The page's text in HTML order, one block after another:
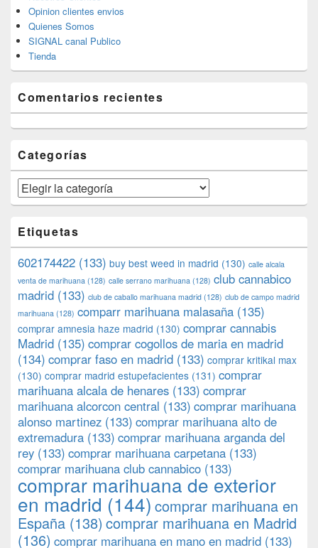
Opinion clientes envios
Quienes Somos
SIGNAL canal Publico
Tienda
Comentarios recientes
Categorías
Categorías
Etiquetas
602174422 (133) buy best weed in madrid (130) calle alcala
venta de marihuana (128) calle serrano marihuana (128) club cannabico
madrid (133) club de caballo marihuana madrid (128) club de campo madrid
marihuana (128) comparr marihuana malasaña (135)
comprar amnesia haze madrid (130) comprar cannabis
Madrid (135) comprar cogollos de maria en madrid
(134) comprar faso en madrid (133) comprar kritikal max
(130) comprar madrid estupefacientes (131) comprar
marihuana alcala de henares (133) comprar
marihuana alcorcon central (133) comprar marihuana
alonso martinez (133) comprar marihuana alto de
extremadura (133) comprar marihuana arganda del
rey (133) comprar marihuana carpetana (133)
comprar marihuana club cannabico (133)
comprar marihuana de exterior
en madrid (144) comprar marihuana en
España (138) comprar marihuana en Madrid
(136) comprar marihuana en mano en madrid (133)